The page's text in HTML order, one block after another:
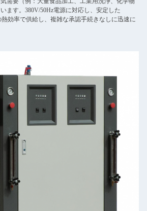
ます。380V/50Hz電源に対応し、安定した
熱効率で供給し、複雑な承認手続きなしに迅速に